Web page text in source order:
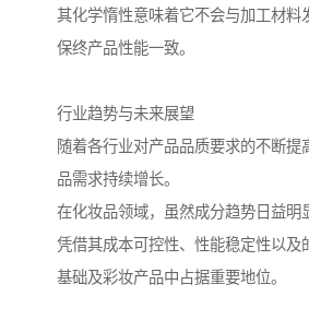
其化学惰性意味着它不会与加工材料
保终产品性能一致。
行业趋势与未来展望
随着各行业对产品品质要求的不断提
品需求持续增长。
在化妆品领域，虽然成分趋势日益明
凭借其成本可控性、性能稳定性以及
基础及彩妆产品中占据重要地位。